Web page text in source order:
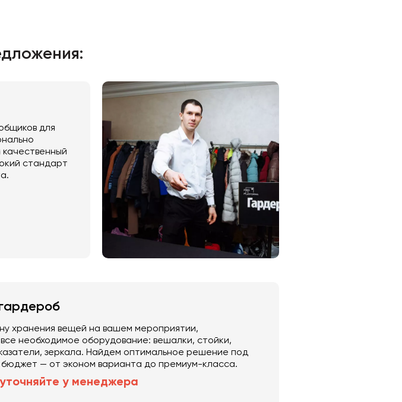
для
стандарт
хранения вещей на вашем мероприятии,
необходимое оборудование: вешалки, стойки,
зеркала. Найдем оптимальное решение под
— от эконом варианта до премиум-класса.
у менеджера